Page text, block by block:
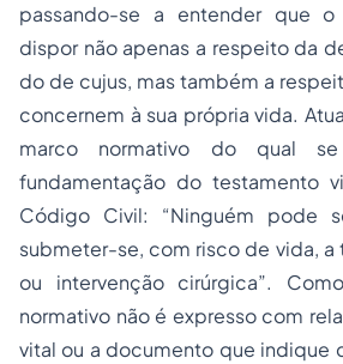
passando-se a entender que
dispor não apenas a respeito da
do de cujus, mas também a
concernem à sua própria vida.
marco normativo do qual
fundamentação do testamento
Código Civil: “Ninguém pode
submeter-se, com risco de vida,
ou intervenção cirúrgica”.
normativo não é expresso com
vital ou a documento que indique